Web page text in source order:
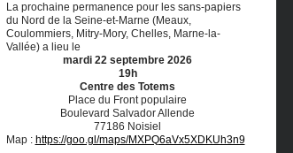
La prochaine permanence pour les sans-papiers
du Nord de la Seine-et-Marne (Meaux,
Coulommiers, Mitry-Mory, Chelles, Marne-la-
Vallée) a lieu le
mardi 22 septembre 2026
19h
Centre des Totems
Place du Front populaire
Boulevard Salvador Allende
77186 Noisiel
Map : https://goo.gl/maps/MXPQ6aVx5XDKUh3n9